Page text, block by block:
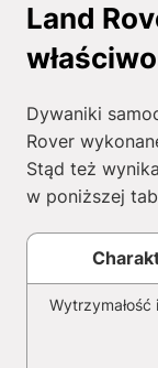
Land
Dywaniki
Rover
Stąd też
w poniższej
Wytrzymałość